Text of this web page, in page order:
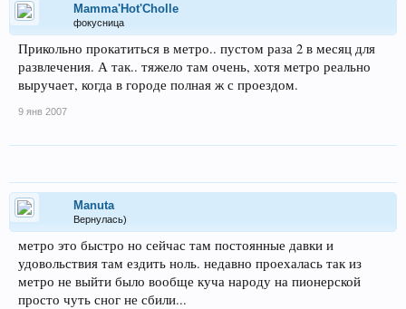
Mamma'Hot'Cholle
фокусница
Прикольно прокатиться в метро.. пустом раза 2 в месяц для
развлечения. А так.. тяжело там очень, хотя метро реально
выручает, когда в городе полная ж с проездом.
9 янв 2007
Manuta
Вернулась)
метро это быстро но сейчас там постоянные давки и
удовольствия там ездить ноль. недавно проехалась так из
метро не выйти было вообще куча народу на пионерской
просто чуть сног не сбили...